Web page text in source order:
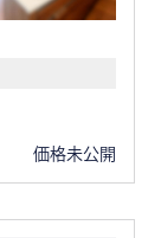
価格未公開